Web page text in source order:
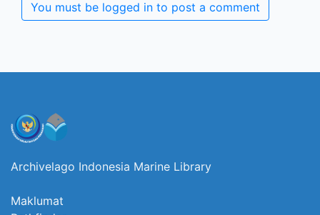
You must be logged in to post a comment
Archivelago Indonesia Marine Library
Maklumat